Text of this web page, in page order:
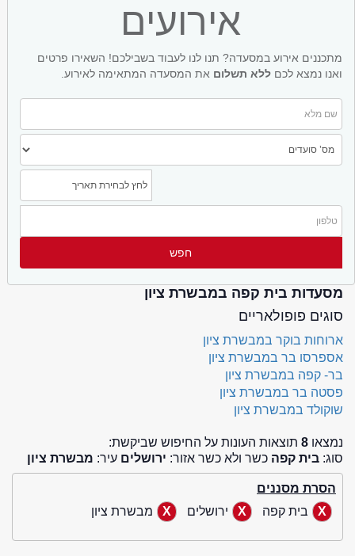
אירועים
מתכננים אירוע במסעדה? תנו לנו לעבוד בשבילכם! השאירו פרטים
ואנו נמצא לכם ללא תשלום את המסעדה המתאימה לאירוע.
מסעדות בית קפה במבשרת ציון
סוגים פופולאריים
ארוחות בוקר במבשרת ציון
אספרסו בר במבשרת ציון
בר- קפה במבשרת ציון
פסטה בר במבשרת ציון
שוקולד במבשרת ציון
נמצאו 8 תוצאות העונות על החיפוש שביקשת:
סוג: בית קפה כשר ולא כשר אזור: ירושלים עיר: מבשרת ציון
הסרת מסננים
בית קפה
ירושלים מבשרת ציון